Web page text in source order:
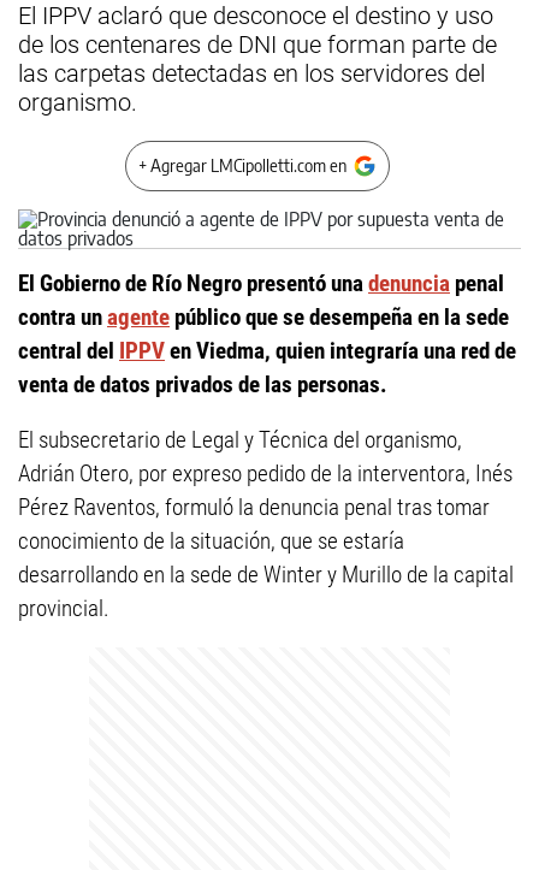
El IPPV aclaró que desconoce el destino y uso
de los centenares de DNI que forman parte de
las carpetas detectadas en los servidores del
organismo.
+ Agregar LMCipolletti.com en
El Gobierno de Río Negro presentó unadenuncia penal
contra unagente público que se desempeña en la sede
central del IPPVen Viedma, quien integraría una red de
venta de datos privados de las personas.
El subsecretario de Legal y Técnica del organismo,
Adrián Otero, por expreso pedido de la interventora, Inés
Pérez Raventos, formuló la denuncia penal tras tomar
conocimiento de la situación, que se estaría
desarrollando en la sede de Winter y Murillo de la capital
provincial.